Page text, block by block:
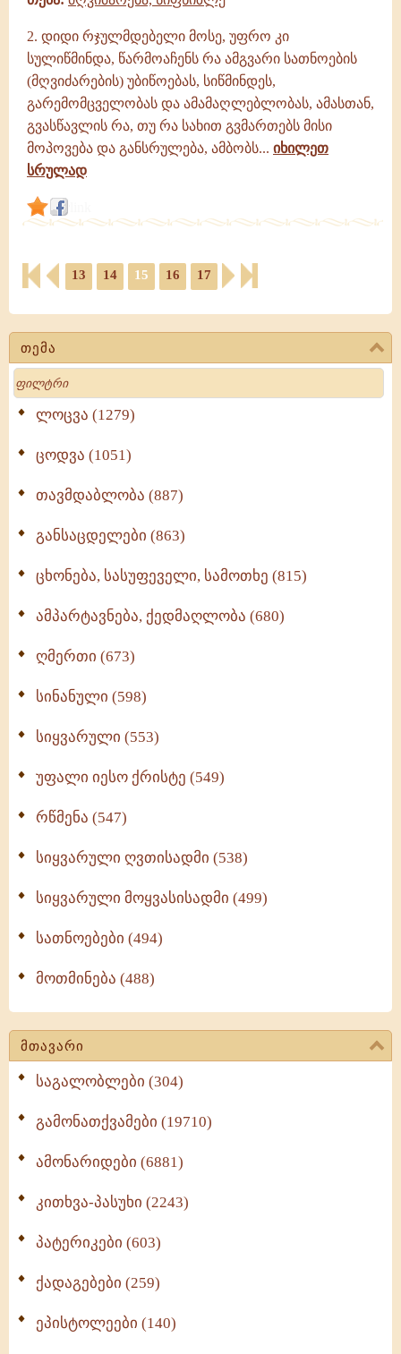
თემა
Search
ლოცვა (1279)
ცოდვა (1051)
თავმდაბლობა (887)
განსაცდელები (863)
ცხონება, სასუფეველი, სამოთხე (815)
ამპარტავნება, ქედმაღლობა (680)
ღმერთი (673)
სინანული (598)
სიყვარული (553)
უფალი იესო ქრისტე (549)
რწმენა (547)
სიყვარული ღვთისადმი (538)
სიყვარული მოყვასისადმი (499)
სათნოებები (494)
მოთმინება (488)
მთავარი
საგალობლები (304)
გამონათქვამები (19710)
ამონარიდები (6881)
კითხვა-პასუხი (2243)
პატერიკები (603)
ქადაგებები (259)
ეპისტოლეები (140)
2. დიდი რჯულმდებელი მოსე, უფრო კი
სულიწმინდა, წარმოაჩენს რა ამგვარი სათნოების
(მღვიძარების) უბიწოებას, სიწმინდეს,
გარემომცველობას და ამამაღლებლობას, ამასთან,
გვასწავლის რა, თუ რა სახით გვმართებს მისი
მოპოვება და განსრულება, ამბობს... იხილეთ
სრულად
13 14 15 16 17